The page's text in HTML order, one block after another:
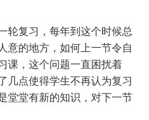
轮复习，每年到这个时候总
意的地方，如何上一节令自
课，这个问题一直困扰着
几点使得学生不再认为复习
堂堂有新的知识，对下一节